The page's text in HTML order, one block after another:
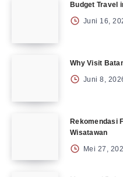
Budget Travel
Juni 16,
Why Visit
Juni 8,
Rekomendasi
Wisatawan
Mei 27,